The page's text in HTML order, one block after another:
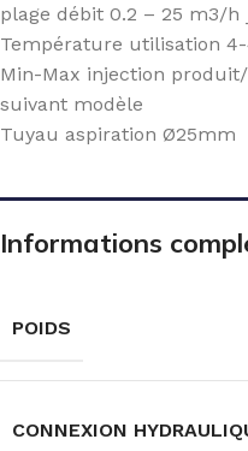
plage débit 0.2 – 25 m3/h
Température utilisation 4-
Min-Max injection
suivant modèle
Tuyau aspiration Ø25mm
Informations
POIDS
CONNEXION